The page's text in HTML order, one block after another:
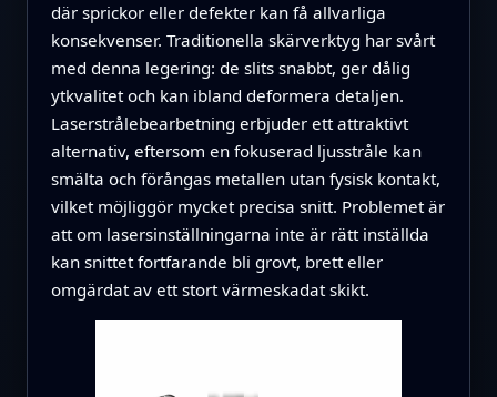
där sprickor eller defekter kan få allvarliga
konsekvenser. Traditionella skärverktyg har svårt
med denna legering: de slits snabbt, ger dålig
ytkvalitet och kan ibland deformera detaljen.
Laserstrålebearbetning erbjuder ett attraktivt
alternativ, eftersom en fokuserad ljusstråle kan
smälta och förångas metallen utan fysisk kontakt,
vilket möjliggör mycket precisa snitt. Problemet är
att om lasersinställningarna inte är rätt inställda
kan snittet fortfarande bli grovt, brett eller
omgärdat av ett stort värmeskadat skikt.